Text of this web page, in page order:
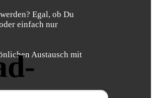
Egal, ob Du
einfach nur
Austausch mit